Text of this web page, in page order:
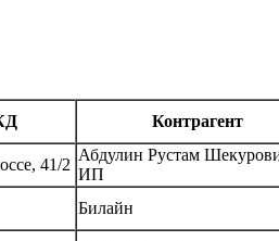
Контрагент
41/2
Абдулин Рустам
ИП
Билайн